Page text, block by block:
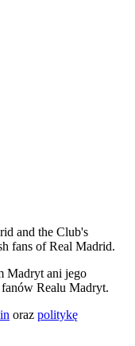
and the Club's
fans of Real Madrid.
Madryt ani jego
Realu Madryt.
oraz politykę